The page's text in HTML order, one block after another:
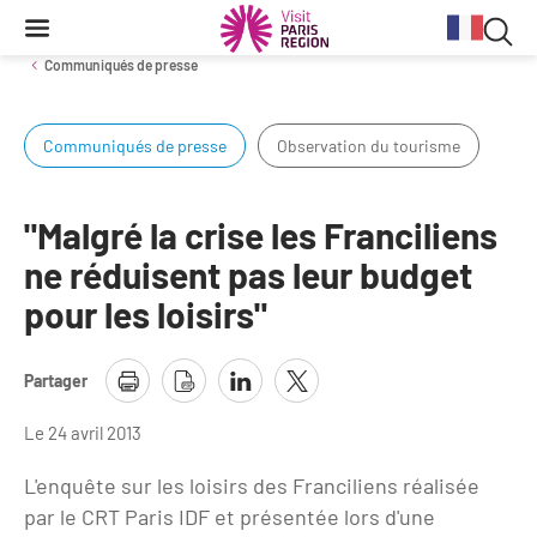
Contenu
Navigation
principale
Recherche
Conjoncture
Chiffre Spécial Covid
Profils des clientèles
Clientèle de proximité
Aides et financements
Aides financières et subventions
Tourisme durable
Les Offices de Tourisme
Lettres information réseau
Services aux clientèles d'affaires
Calendrier des opérations de promotion
Travel Trade News
Organisez votre séminaire
Se déplacer à Paris Region
Evénements & actualités
Expositions
Évènements sportifs
Guide de la Destination
Destination Impressionnisme
Volontaires du Tourisme
Communiqués de presse
Communiqués de presse Observation du tourisme
"Malgré la crise les Franciliens
ne réduisent pas leur budget
pour les loisirs"
Partager
Le 24 avril 2013
L'enquête sur les loisirs des Franciliens réalisée
par le CRT Paris IDF et présentée lors d'une